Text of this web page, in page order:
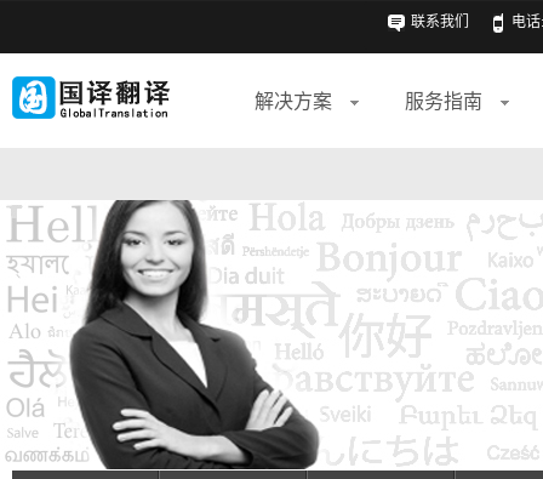
联系我们 电话
解决方案 服务指南